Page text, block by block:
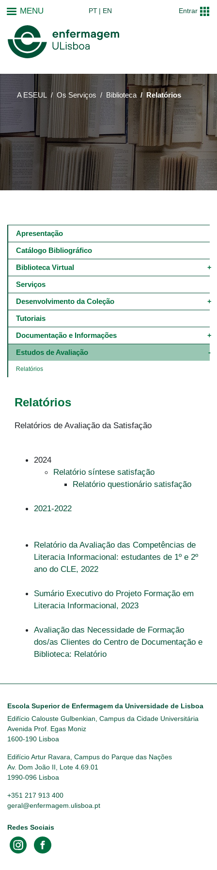
MENU PT EN Entrar
A ESEUL Os Serviços Biblioteca Relatórios
Relatórios
Relatórios de Avaliação da Satisfação
2024
Relatório síntese satisfação
Relatório questionário satisfação
2021-2022
Relatório da Avaliação das Competências de
Literacia Informacional: estudantes de 1º e 2º
ano do CLE, 2022
Sumário Executivo do Projeto Formação em
Literacia Informacional, 2023
Avaliação das Necessidade de Formação
dos/as Clientes do Centro de Documentação e
Biblioteca: Relatório
Main
navigation
níveis
Apresentação
Catálogo Bibliográfico
Biblioteca Virtual
Serviços
Desenvolvimento da Coleção
Tutoriais
Documentação e Informações
Estudos de Avaliação
Relatórios
Escola Superior de Enfermagem da Universidade de Lisboa
Edifício Calouste Gulbenkian, Campus da Cidade Universitária
Avenida Prof. Egas Moniz
1600-190 Lisboa
Edifício Artur Ravara, Campus do Parque das Nações
Av. Dom João II, Lote 4.69.01
1990-096 Lisboa
+351 217 913 400
geral@enfermagem.ulisboa.pt
Redes Sociais